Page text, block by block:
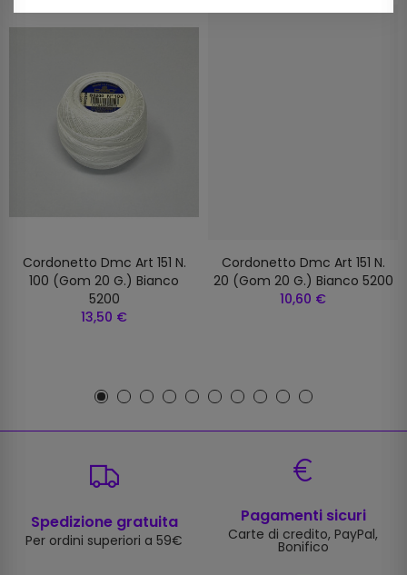
Cordonetto Dmc Art 151 N.
100 (gom 20 G.) Bianco
5200
13,50 €
Cordonetto Dmc Art 151 N.
20 (gom 20 G.) Bianco 5200
10,60 €
Spedizione gratuita
Per ordini superiori a 59€
Pagamenti sicuri
Carte di credito, PayPal,
Bonifico